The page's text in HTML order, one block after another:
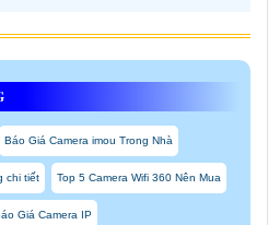
Báo Giá Camera imou Trong Nhà
chi tiết Top 5 Camera Wifi 360 Nên Mua
Giá Camera IP